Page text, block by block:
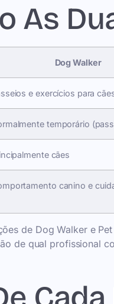
As
Dog Walker
e exercícios para
temporário
cães
canino e
de Dog Walker e
de qual profissional